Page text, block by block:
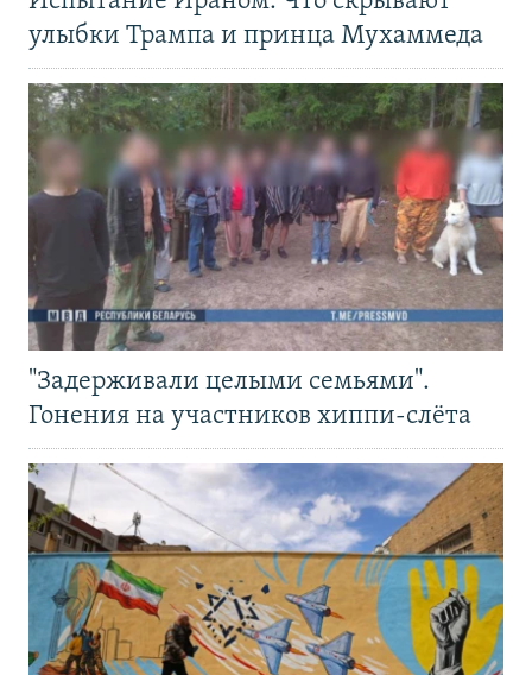
улыбки Трампа и принца Мухаммеда
"Задерживали целыми семьями".
Гонения на участников хиппи-слёта